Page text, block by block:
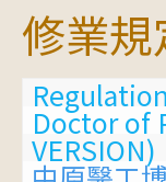
修業規
Doctor of
VERSION)